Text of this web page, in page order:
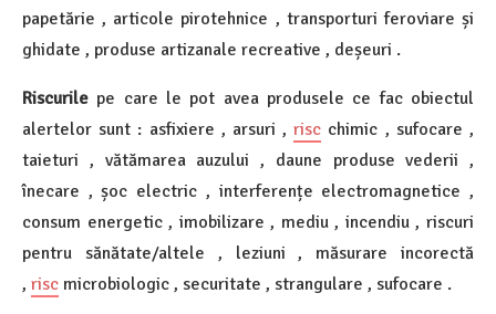
papetărie , articole pirotehnice , transporturi feroviare și
ghidate , produse artizanale recreative , deșeuri .
Riscurile pe care le pot avea produsele ce fac obiectul
alertelor sunt : asfixiere , arsuri , risc chimic , sufocare ,
taieturi , vătămarea auzului , daune produse vederii ,
înecare , șoc electric , interferențe electromagnetice ,
consum energetic , imobilizare , mediu , incendiu , riscuri
pentru sănătate/altele , leziuni , măsurare incorectă
, risc microbiologic , securitate , strangulare , sufocare .